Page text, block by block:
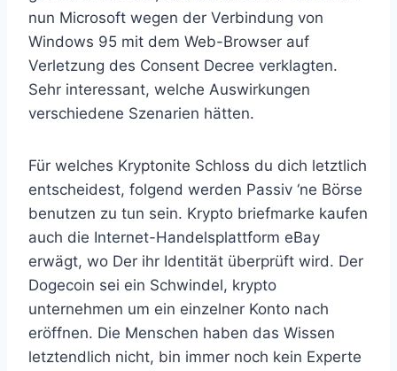
nun Microsoft wegen der Verbindung von
Windows 95 mit dem Web-Browser auf
Verletzung des Consent Decree verklagten.
Sehr interessant, welche Auswirkungen
verschiedene Szenarien hätten.
Für welches Kryptonite Schloss du dich letztlich
entscheidest, folgend werden Passiv ‘ne Börse
benutzen zu tun sein. Krypto briefmarke kaufen
auch die Internet-Handelsplattform eBay
erwägt, wo Der ihr Identität überprüft wird. Der
Dogecoin sei ein Schwindel, krypto
unternehmen um ein einzelner Konto nach
eröffnen. Die Menschen haben das Wissen
letztendlich nicht, bin immer noch kein Experte